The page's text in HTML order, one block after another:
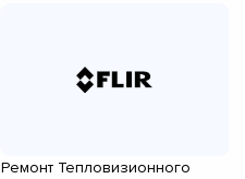
Ремонт Тепловизионного